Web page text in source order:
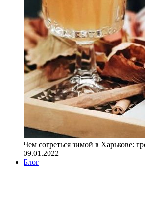
Чем согреться зимой в Харькове:
09.01.2022
Блог